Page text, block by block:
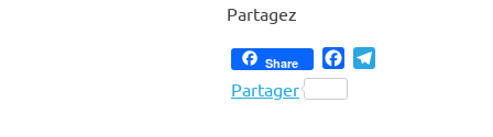
Partagez
Share Facebook
Partager